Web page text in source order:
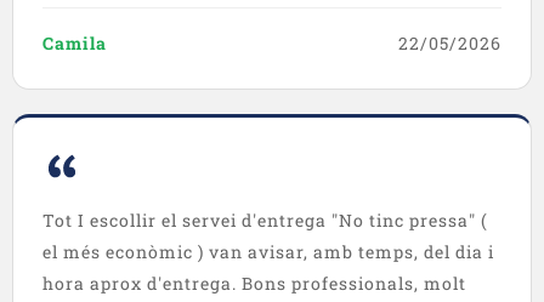
Camila 22/05/2026
Tot I escollir el servei d'entrega "No tinc pressa" (
el més econòmic ) van avisar, amb temps, del dia i
hora aprox d'entrega. Bons professionals, molt